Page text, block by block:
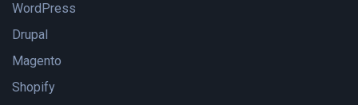
WordPress
Drupal
Magento
Shopify